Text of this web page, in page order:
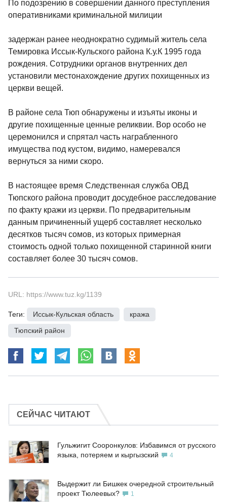
По подозрению в совершении данного преступления
оперативниками криминальной милиции
задержан ранее неоднократно судимый житель села
Темировка Иссык-Кульского района К.у.К 1995 года
рождения. Сотрудники органов внутренних дел
установили местонахождение других похищенных из
церкви вещей.
В районе села Тюп обнаружены и изъяты иконы и
другие похищенные ценные реликвии. Вор особо не
церемонился и спрятал часть награбленного
имущества под кустом, видимо, намеревался
вернуться за ними скоро.
В настоящее время Следственная служба ОВД
Тюпского района проводит досудебное расследование
по факту кражи из церкви. По предварительным
данным причиненный ущерб составляет несколько
десятков тысяч сомов, из которых примерная
стоимость одной только похищенной старинной книги
составляет более 30 тысяч сомов.
URL: https://www.tuz.kg/1139
Теги: Иссык-Кульская область кража
Тюпский район
СЕЙЧАС ЧИТАЮТ
Гульжигит Сооронкулов: Избавимся от русского
языка, потеряем и кыргызский
4
Выдержит ли Бишкек очередной строительный
проект Тюлеевых?
1